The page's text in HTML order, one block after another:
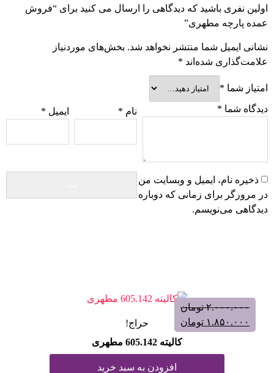
اولین نفری باشید که دیدگاهی را ارسال می کنید برای “فروش
عمده پارچه مطهری”
نشانی ایمیل شما منتشر نخواهد شد. بخش‌های موردنیاز
علامت‌گذاری شده‌اند *
امتیاز شما *
دیدگاه شما * نام * ایمیل *
ذخیره نام، ایمیل و وبسایت من
در مرورگر برای زمانی که دوباره
دیدگاهی می‌نویسم.
۲.۰۰۰.۰۰۰ تومان
۱.۸۵۰.۰۰۰ تومان
حراج!
كاليته 605.142 مطهری
افزودن به سبد خرید